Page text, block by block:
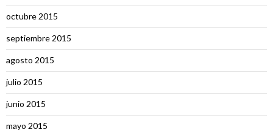
octubre 2015
septiembre 2015
agosto 2015
julio 2015
junio 2015
mayo 2015